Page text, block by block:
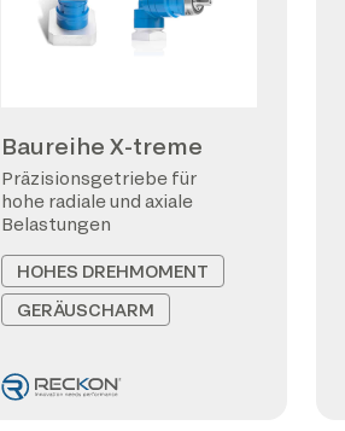
Baureihe X-treme
Präzisionsgetriebe für
hohe radiale und axiale
Belastungen
HOHES DREHMOMENT
GERÄUSCHARM